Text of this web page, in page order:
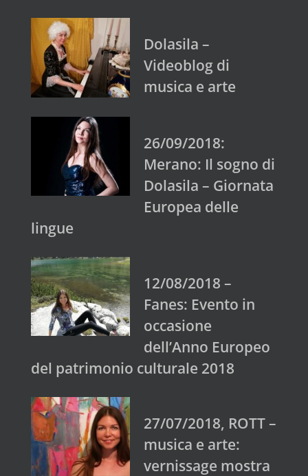
Dolasila –
Videoblog di
musica e arte
26/09/2018:
Merano: Il sogno di
Dolasila – Giornata
Europea delle
lingue
12/08/2018 –
Fanes: Evento in
occasione
dell’Anno Europeo
del patrimonio culturale 2018
27/07/2018, ROTT –
musica e arte:
vernissage mostra